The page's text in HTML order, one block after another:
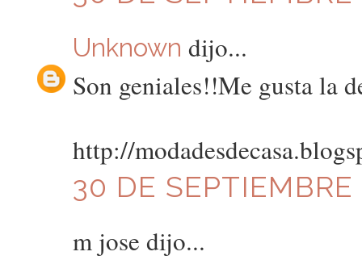
Unknown dijo...
Son geniales!!Me gusta la
http://
30 DE
m jose dijo...